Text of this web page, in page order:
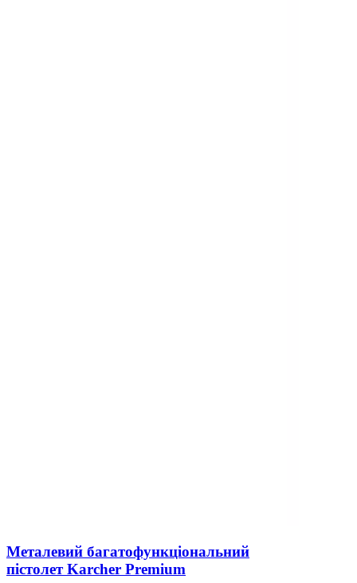
Металевий багатофункціональний
пістолет Karcher Premium